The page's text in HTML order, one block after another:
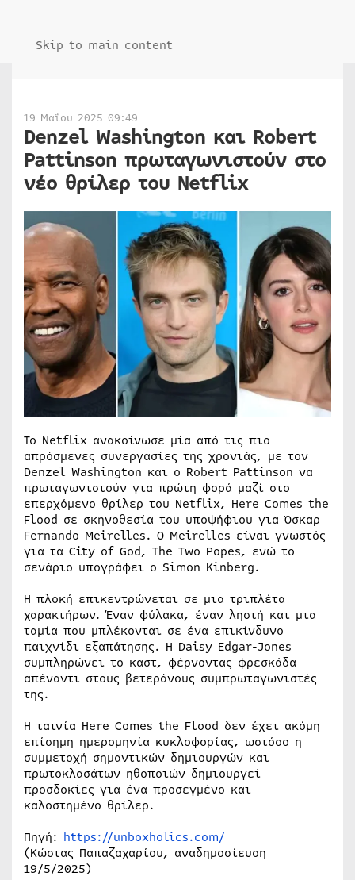
Skip to main content
19 Μαΐου 2025 09:49
Denzel Washington και Robert
Pattinson πρωταγωνιστούν στο
νέο θρίλερ του Netflix
Το Netflix ανακοίνωσε μία από τις πιο
απρόσμενες συνεργασίες της χρονιάς, με τον
Denzel Washington και ο Robert Pattinson να
πρωταγωνιστούν για πρώτη φορά μαζί στο
επερχόμενο θρίλερ του Netflix, Here Comes the
Flood σε σκηνοθεσία του υποψήφιου για Όσκαρ
Fernando Meirelles. Ο Meirelles είναι γνωστός
για τα City of God, The Two Popes, ενώ το
σενάριο υπογράφει ο Simon Kinberg.
Η πλοκή επικεντρώνεται σε μια τριπλέτα
χαρακτήρων. Έναν φύλακα, έναν ληστή και μια
ταμία που μπλέκονται σε ένα επικίνδυνο
παιχνίδι εξαπάτησης. Η Daisy Edgar-Jones
συμπληρώνει το καστ, φέρνοντας φρεσκάδα
απέναντι στους βετεράνους συμπρωταγωνιστές
της.
Η ταινία Here Comes the Flood δεν έχει ακόμη
επίσημη ημερομηνία κυκλοφορίας, ωστόσο η
συμμετοχή σημαντικών δημιουργών και
πρωτοκλασάτων ηθοποιών δημιουργεί
προσδοκίες για ένα προσεγμένο και
καλοστημένο θρίλερ.
Πηγή: https://unboxholics.com/
(Κώστας Παπαζαχαρίου, αναδημοσίευση
19/5/2025)